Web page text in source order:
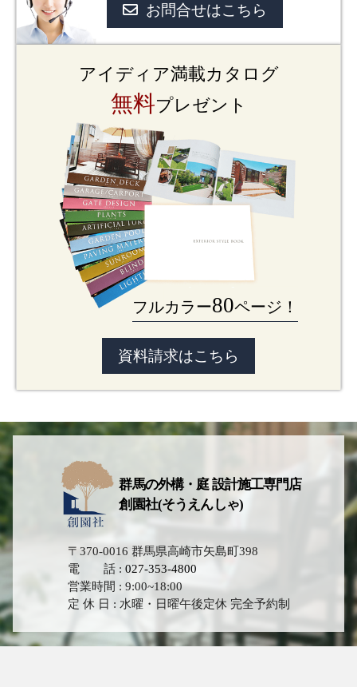
お問合せはこちら
アイディア満載カタログ
無料プレゼント
フルカラー80ページ！
資料請求はこちら
群馬の外構・庭 設計施工専門店
創園社(そうえんしゃ)
〒370-0016 群馬県高崎市矢島町398
電 話 : 027-353-4800
営業時間 : 9:00~18:00
定 休 日 : 水曜・日曜午後定休 完全予約制